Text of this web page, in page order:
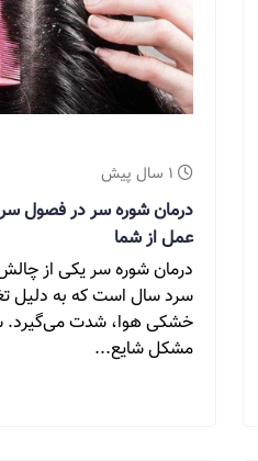
1 سال پیش
درمان شوره سر در فصول
عمل از شما
درمان شوره سر یکی از
سرد سال است که به دلیل
خشکی هوا، شدت می‌گیرد.
مشکل شایع...